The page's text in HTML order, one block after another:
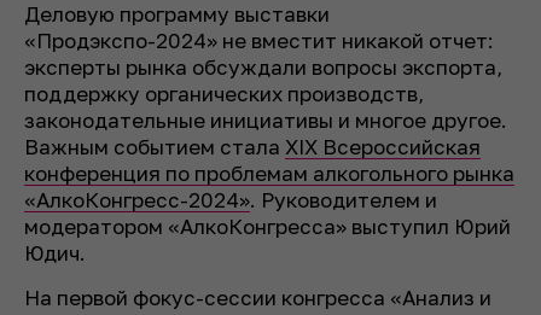
Деловую программу выставки
«Продэкспо-2024» не вместит никакой отчет:
эксперты рынка обсуждали вопросы экспорта,
поддержку органических производств,
законодательные инициативы и многое другое.
Важным событием стала XIX Всероссийская
конференция по проблемам алкогольного рынка
«АлкоКонгресс-2024». Руководителем и
модератором «АлкоКонгресса» выступил Юрий
Юдич.
На первой фокус-сессии конгресса «Анализ и